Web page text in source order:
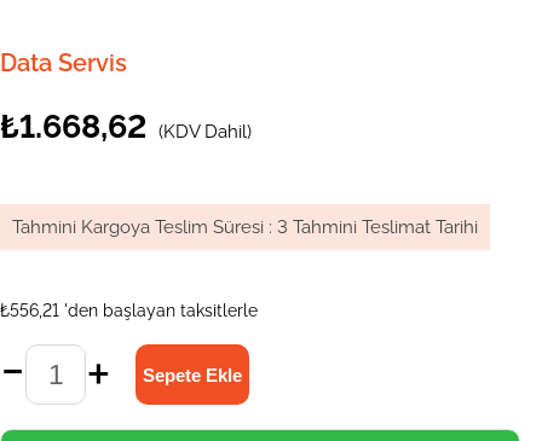
Data Servis
₺1.668,62 (KDV Dahil)
Tahmini Kargoya Teslim Süresi : 3 Tahmini Teslimat Tarihi
₺556,21 'den başlayan taksitlerle